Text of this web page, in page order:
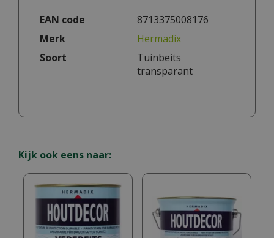
EAN code
8713375008176
Merk
Hermadix
Soort
Tuinbeits
transparant
Kijk ook eens naar: